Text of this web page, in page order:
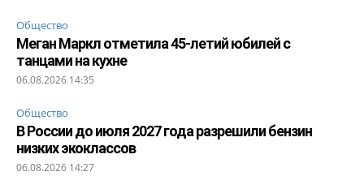
Общество
Меган Маркл отметила 45-летий юбилей с
танцами на кухне
06.08.2026 14:35
Общество
В России до июля 2027 года разрешили бензин
низких экоклассов
06.08.2026 14:27